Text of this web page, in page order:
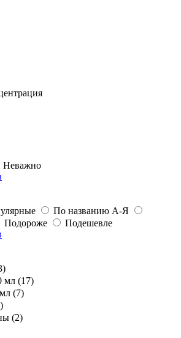
Неважно
По названию А-Я
Подороже
Подешевле
мл (17)
(7)
(2)